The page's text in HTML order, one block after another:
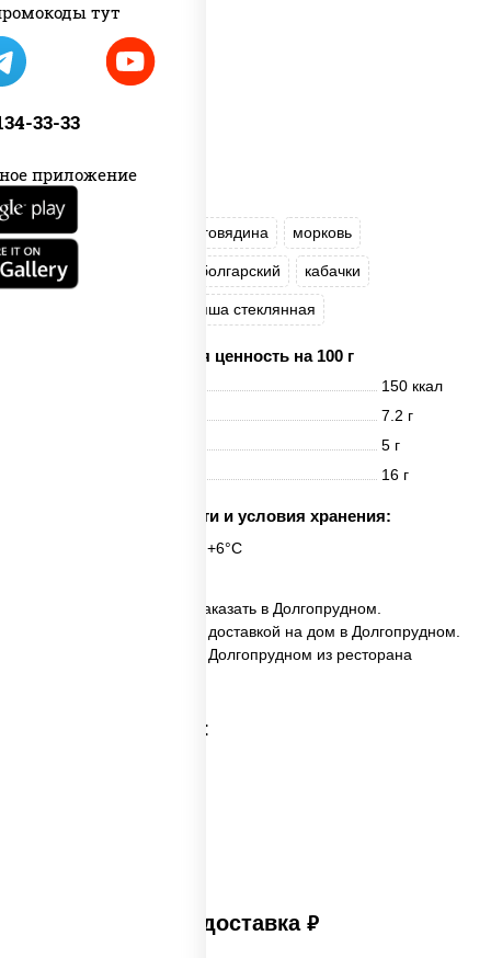
тут
33-33
приложение
масло растительное говядина морковь
лук репчатый перец болгарский кабачки
лапша стеклянная
Пищевая ценность на 100 г
150 ккал
7.2 г
5 г
16 г
Срок годности и условия хранения:
6 часов при t° от +2°C до +6°C
✅ Фунчоза с говядиной заказать в Долгопрудном.
✅ Фунчоза с говядиной с доставкой на дом в Долгопрудном.
✅ Фунчоза с говядиной в Долгопрудном из ресторана
Категории товара:
Платная доставка руб